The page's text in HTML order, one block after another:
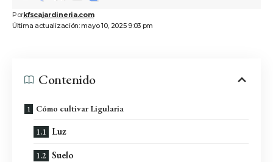
Última actualización: mayo 10, 2025 9:03 pm
Porkfscajardineria.com
Contenido
Cómo cultivar Ligularia
Luz
Suelo